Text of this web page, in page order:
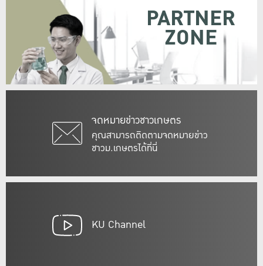
จดหมายข่าวชาวเกษตร
คุณสามารถติดตามจดหมายข่าว
ชาวม.เกษตรได้ที่นี่
PARTNER
ZONE
KU Channel